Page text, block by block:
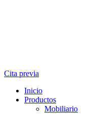
Cita previa
Inicio
Productos
Mobiliario